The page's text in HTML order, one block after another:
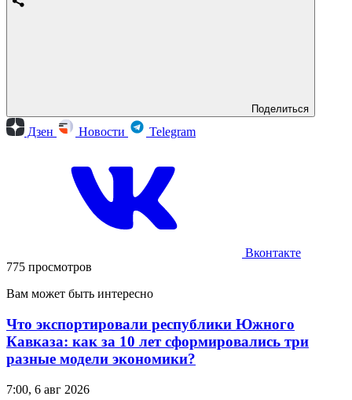
Поделиться
Дзен Новости Telegram
Вконтакте
775 просмотров
Вам может быть интересно
Что экспортировали республики Южного
Кавказа: как за 10 лет сформировались три
разные модели экономики?
7:00, 6 авг 2026